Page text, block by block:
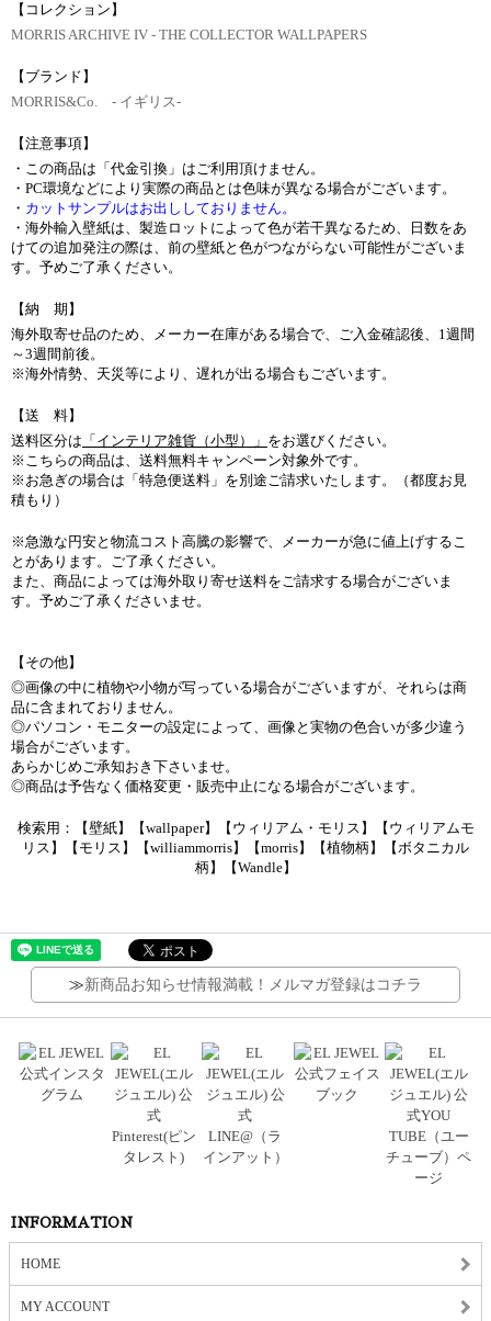
【コレクション】
MORRIS ARCHIVE IV ‐ THE COLLECTOR WALLPAPERS
【ブランド】
MORRIS&Co. - イギリス-
【注意事項】
・この商品は「代金引換」はご利用頂けません。
・PC環境などにより実際の商品とは色味が異なる場合がございます。
・ カットサンプルはお出ししておりません。
・海外輸入壁紙は、製造ロットによって色が若干異なるため、日数をあ
けての追加発注の際は、前の壁紙と色がつながらない可能性がございま
す。予めご了承ください。
【納 期】
海外取寄せ品のため、メーカー在庫がある場合で、ご入金確認後、1週間
～3週間前後。
※海外情勢、天災等により、遅れが出る場合もございます。
【送 料】
送料区分は 「インテリア雑貨（小型）」 をお選びください。
※こちらの商品は、送料無料キャンペーン対象外です。
※お急ぎの場合は「特急便送料」を別途ご請求いたします。（都度お見
積もり）
※急激な円安と物流コスト高騰の影響で、メーカーが急に値上げするこ
とがあります。ご了承ください。
また、商品によっては海外取り寄せ送料をご請求する場合がございま
す。予めご了承くださいませ。
【その他】
◎画像の中に植物や小物が写っている場合がございますが、それらは商
品に含まれておりません。
◎パソコン・モニターの設定によって、画像と実物の色合いが多少違う
場合がございます。
あらかじめご承知おき下さいませ。
◎商品は予告なく価格変更・販売中止になる場合がございます。
検索用：【壁紙】【wallpaper】【ウィリアム・モリス】【ウィリアムモ
リス】【モリス】【williammorris】【morris】【植物柄】【ボタニカル
柄】【Wandle】
≫新商品お知らせ情報満載！メルマガ登録はコチラ
INFORMATION
HOME
MY ACCOUNT